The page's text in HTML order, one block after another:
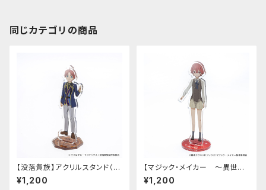
同じカテゴリの商品
【没落貴族】アクリルスタンド（リ
アム）
¥1,200
【マジック・メイカー ～異世界
魔法の作り方～】アクリルスタン
ド（シオン）
¥1,200